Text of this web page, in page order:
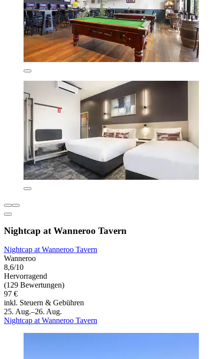
Nightcap at Wanneroo Tavern
Nightcap at Wanneroo Tavern
Wanneroo
8,6/10
Hervorragend
(129 Bewertungen)
97 €
inkl. Steuern & Gebühren
25. Aug.–26. Aug.
Nightcap at Wanneroo Tavern